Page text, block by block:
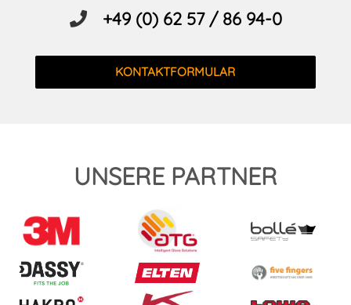
+49 (0) 62 57 / 86 94-0
KONTAKTFORMULAR
UNSERE PARTNER